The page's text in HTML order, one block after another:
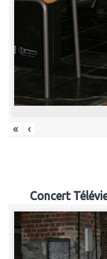
« ‹
Concert